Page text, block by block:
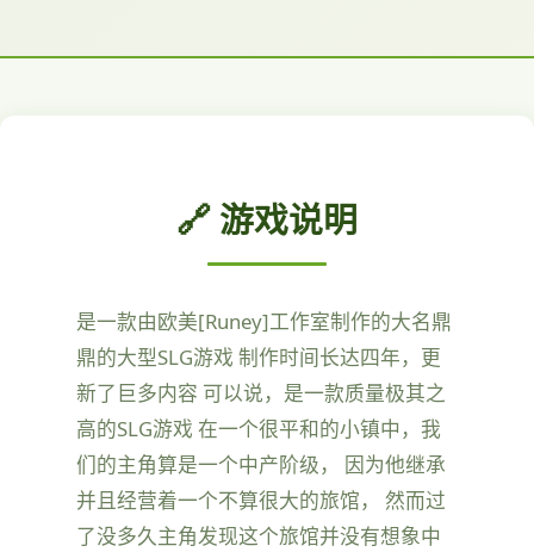
🔗 游戏说明
是一款由欧美[Runey]工作室制作的大名鼎
鼎的大型SLG游戏 制作时间长达四年，更
新了巨多内容 可以说，是一款质量极其之
高的SLG游戏 在一个很平和的小镇中，我
们的主角算是一个中产阶级， 因为他继承
并且经营着一个不算很大的旅馆， 然而过
了没多久主角发现这个旅馆并没有想象中